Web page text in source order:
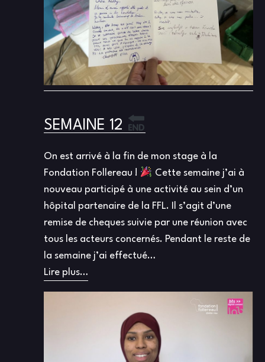
SEMAINE 12
On est arrivé à la fin de mon stage à la
Fondation Follereau !
Cette semaine j’ai à
nouveau participé à une activité au sein d’un
hôpital partenaire de la FFL. Il s’agit d’une
remise de cheques suivie par une réunion avec
tous les acteurs concernés. Pendant le reste de
la semaine j’ai effectué…
Lire plus…